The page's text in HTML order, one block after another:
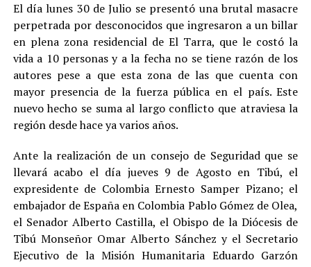
El día lunes 30 de Julio se presentó una brutal masacre
perpetrada por desconocidos que ingresaron a un billar
en plena zona residencial de El Tarra, que le costó la
vida a 10 personas y a la fecha no se tiene razón de los
autores pese a que esta zona de las que cuenta con
mayor presencia de la fuerza pública en el país. Este
nuevo hecho se suma al largo conflicto que atraviesa la
región desde hace ya varios años.
Ante la realización de un consejo de Seguridad que se
llevará acabo el día jueves 9 de Agosto en Tibú, el
expresidente de Colombia Ernesto Samper Pizano; el
embajador de España en Colombia Pablo Gómez de Olea,
el Senador Alberto Castilla, el Obispo de la Diócesis de
Tibú Monseñor Omar Alberto Sánchez y el Secretario
Ejecutivo de la Misión Humanitaria Eduardo Garzón